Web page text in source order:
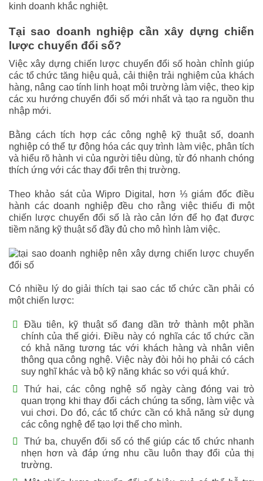
kinh doanh khắc nghiệt.
Tại sao doanh nghiệp cần xây dựng chiến
lược chuyển đổi số?
Việc xây dựng chiến lược chuyển đổi số hoàn chỉnh giúp
các tổ chức tăng hiệu quả, cải thiện trải nghiệm của khách
hàng, nâng cao tính linh hoạt môi trường làm việc, theo kịp
các xu hướng chuyển đổi số mới nhất và tạo ra nguồn thu
nhập mới.
Bằng cách tích hợp các công nghệ kỹ thuật số, doanh
nghiệp có thể tự động hóa các quy trình làm việc, phân tích
và hiểu rõ hành vi của người tiêu dùng, từ đó nhanh chóng
thích ứng với các thay đổi trên thị trường.
Theo khảo sát của Wipro Digital, hơn ⅓ giám đốc điều
hành các doanh nghiệp đều cho rằng việc thiếu đi một
chiến lược chuyển đổi số là rào cản lớn để họ đạt được
tiềm năng kỹ thuật số đầy đủ cho mô hình làm việc.
Có nhiều lý do giải thích tại sao các tổ chức cần phải có
một chiến lược:
Đầu tiên, kỹ thuật số đang dần trở thành một phần
chính của thế giới. Điều này có nghĩa các tổ chức cần
có khả năng tương tác với khách hàng và nhân viên
thông qua công nghệ. Việc này đòi hỏi họ phải có cách
suy nghĩ khác và bộ kỹ năng khác so với quá khứ.
Thứ hai, các công nghệ số ngày càng đóng vai trò
quan trọng khi thay đổi cách chúng ta sống, làm việc và
vui chơi. Do đó, các tổ chức cần có khả năng sử dụng
các công nghệ để tạo lợi thế cho mình.
Thứ ba, chuyển đổi số có thể giúp các tổ chức nhanh
nhẹn hơn và đáp ứng nhu cầu luôn thay đổi của thị
trường.